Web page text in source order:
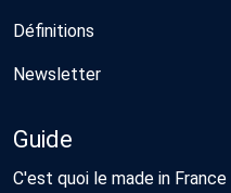
Définitions
Newsletter
Guide
C'est quoi le made in France